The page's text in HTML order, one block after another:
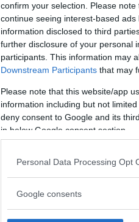
confirm your selection. Please
continue seeing interest-based
information disclosed to third
further disclosure of your personal
participants. This information may
Downstream Participants that may
Please note that this website/app
information including but not
deny consent to Google and its
in below Google consent section.
Personal Data Processing Opt
Google consents